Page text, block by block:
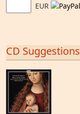
EUR
CD Suggestions